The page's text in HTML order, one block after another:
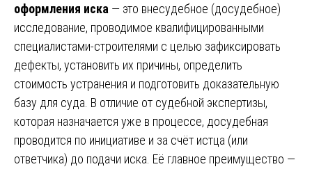
оформления иска — это внесудебное (досудебное)
исследование, проводимое квалифицированными
специалистами-строителями с целью зафиксировать
дефекты, установить их причины, определить
стоимость устранения и подготовить доказательную
базу для суда. В отличие от судебной экспертизы,
которая назначается уже в процессе, досудебная
проводится по инициативе и за счёт истца (или
ответчика) до подачи иска. Её главное преимущество —